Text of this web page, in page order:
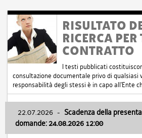
RISULTATO
RICERCA
CONTRATTO
I testi pubblicati
consultazione documentale privo di qualsiasi
responsabilità degli stessi è in capo all'Ente
22.07.2026 - Scadenza della
domande: 24.08.2026 12:00